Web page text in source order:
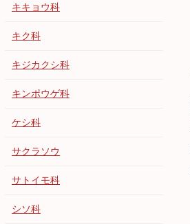
キキョウ科
キク科
キジカクシ科
キンポウゲ科
ケシ科
サクラソウ
サトイモ科
シソ科